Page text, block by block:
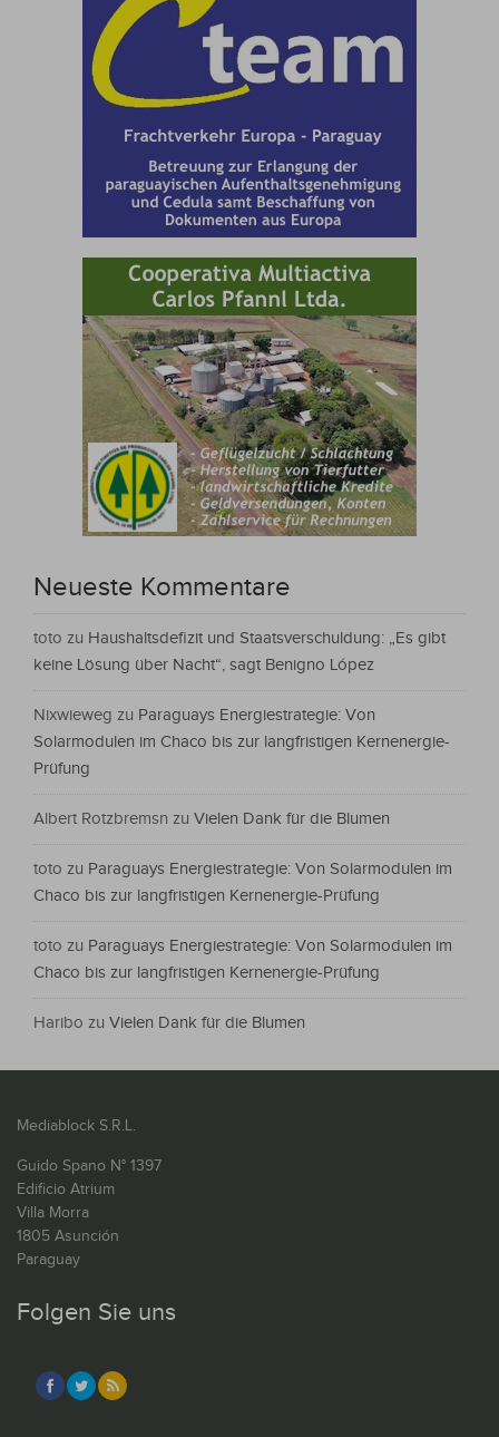
Neueste Kommentare
toto zu Haushaltsdefizit und Staatsverschuldung: „Es gibt
keine Lösung über Nacht“, sagt Benigno López
Nixwieweg zu Paraguays Energiestrategie: Von
Solarmodulen im Chaco bis zur langfristigen Kernenergie-
Prüfung
Albert Rotzbremsn zu Vielen Dank für die Blumen
toto zu Paraguays Energiestrategie: Von Solarmodulen im
Chaco bis zur langfristigen Kernenergie-Prüfung
toto zu Paraguays Energiestrategie: Von Solarmodulen im
Chaco bis zur langfristigen Kernenergie-Prüfung
Haribo zu Vielen Dank für die Blumen
Mediablock S.R.L.
Guido Spano N° 1397
Edificio Atrium
Villa Morra
1805 Asunción
Paraguay
Folgen Sie uns